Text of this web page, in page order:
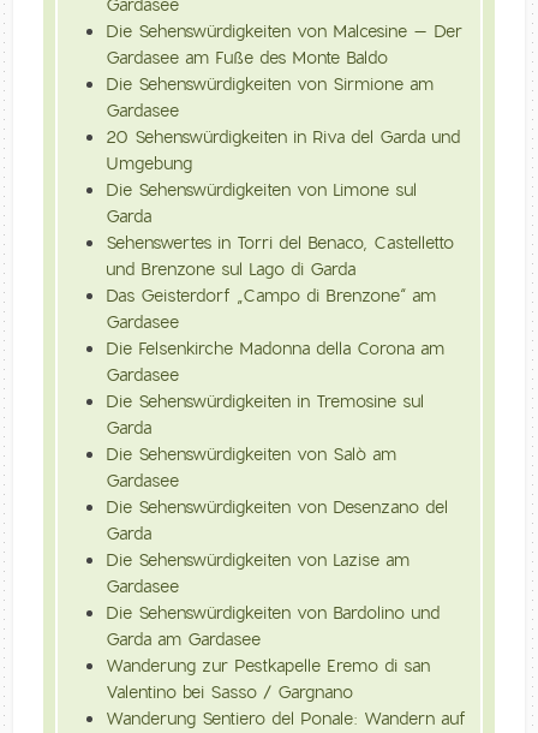
Gardasee
Die Sehenswürdigkeiten von Malcesine – Der
Gardasee am Fuße des Monte Baldo
Die Sehenswürdigkeiten von Sirmione am
Gardasee
20 Sehenswürdigkeiten in Riva del Garda und
Umgebung
Die Sehenswürdigkeiten von Limone sul
Garda
Sehenswertes in Torri del Benaco, Castelletto
und Brenzone sul Lago di Garda
Das Geisterdorf „Campo di Brenzone“ am
Gardasee
Die Felsenkirche Madonna della Corona am
Gardasee
Die Sehenswürdigkeiten in Tremosine sul
Garda
Die Sehenswürdigkeiten von Salò am
Gardasee
Die Sehenswürdigkeiten von Desenzano del
Garda
Die Sehenswürdigkeiten von Lazise am
Gardasee
Die Sehenswürdigkeiten von Bardolino und
Garda am Gardasee
Wanderung zur Pestkapelle Eremo di san
Valentino bei Sasso / Gargnano
Wanderung Sentiero del Ponale: Wandern auf